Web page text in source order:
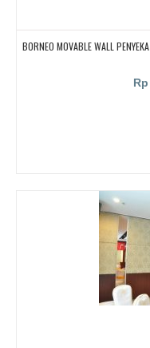
BORNEO MOVABLE WALL